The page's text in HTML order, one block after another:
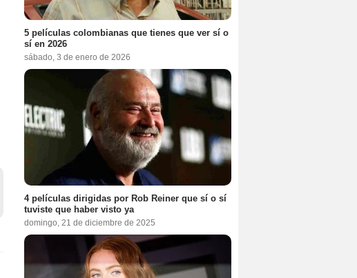
5 películas colombianas que tienes que ver sí o
sí en 2026
sábado, 3 de enero de 2026
4 películas dirigidas por Rob Reiner que sí o sí
tuviste que haber visto ya
domingo, 21 de diciembre de 2025